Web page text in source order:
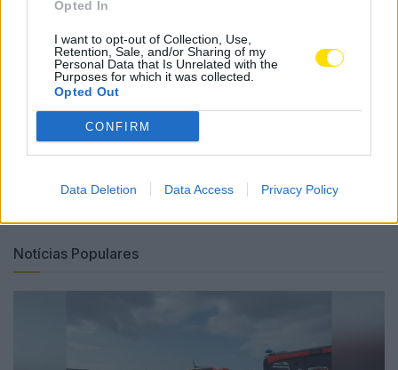
Opted In
I want to opt-out of Collection, Use,
Retention, Sale, and/or Sharing of my
Personal Data that Is Unrelated with the
Purposes for which it was collected.
Opted Out
CONFIRM
Data Deletion Data Access Privacy Policy
cooperação, consolidando relações com cidades da
Argentina, e fortalecendo os laços com a AECID e o
Instituto Camões.
Tags: assembleia geral eixo atlântico
famalicão
habitação
mário passos
Notícias Populares